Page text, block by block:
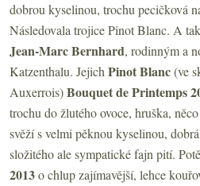
dobrou kyselinou, trochu pecičková
Následovala trojice Pinot Blanc. A
Jean-MarcBernhard, rodinným a
Katzenthalu. JejichPinot Blanc(ve
Auxerrois)Bouquet de Printemps
trochu do žlutého ovoce, hruška,
svěží s velmi pěknou kyselinou,
složitého ale sympatické fajn pití.
2013o chlup zajímavější, lehce